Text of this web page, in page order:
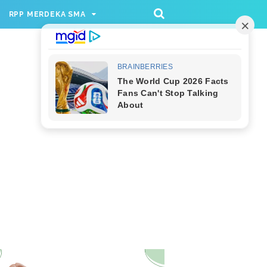
[336, 280], 'div-gpt-ad-1733174991559-
RPP MERDEKA SMA